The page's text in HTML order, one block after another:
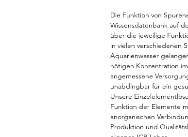
Die Funktion von
Wissensdatenbank auf
über die jeweilige
in vielen verschiedenen
Aquarienwasser
nötigen Konzentration
angemessene
unabdingbar für ein
Unsere
Funktion der Elemente
anorganischen
Produktion und